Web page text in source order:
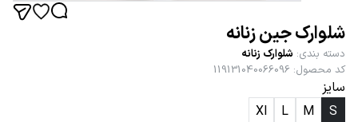
شلوارک جین زنانه
دسته بندی: شلوارک زنانه
کد محصول:
119131040066096
سایز
S
M
L
Xl